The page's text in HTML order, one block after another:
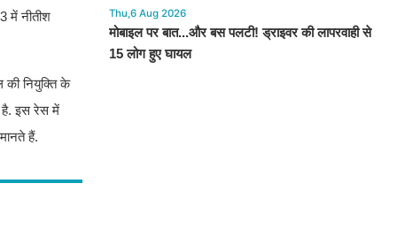
में नीतीश
की नियुक्ति के
है. इस रेस में
हैं.
Thu,6 Aug 2026
मोबाइल पर बात...और बस पलटी! ड्राइवर की लापरवाही से
15 लोग हुए घायल